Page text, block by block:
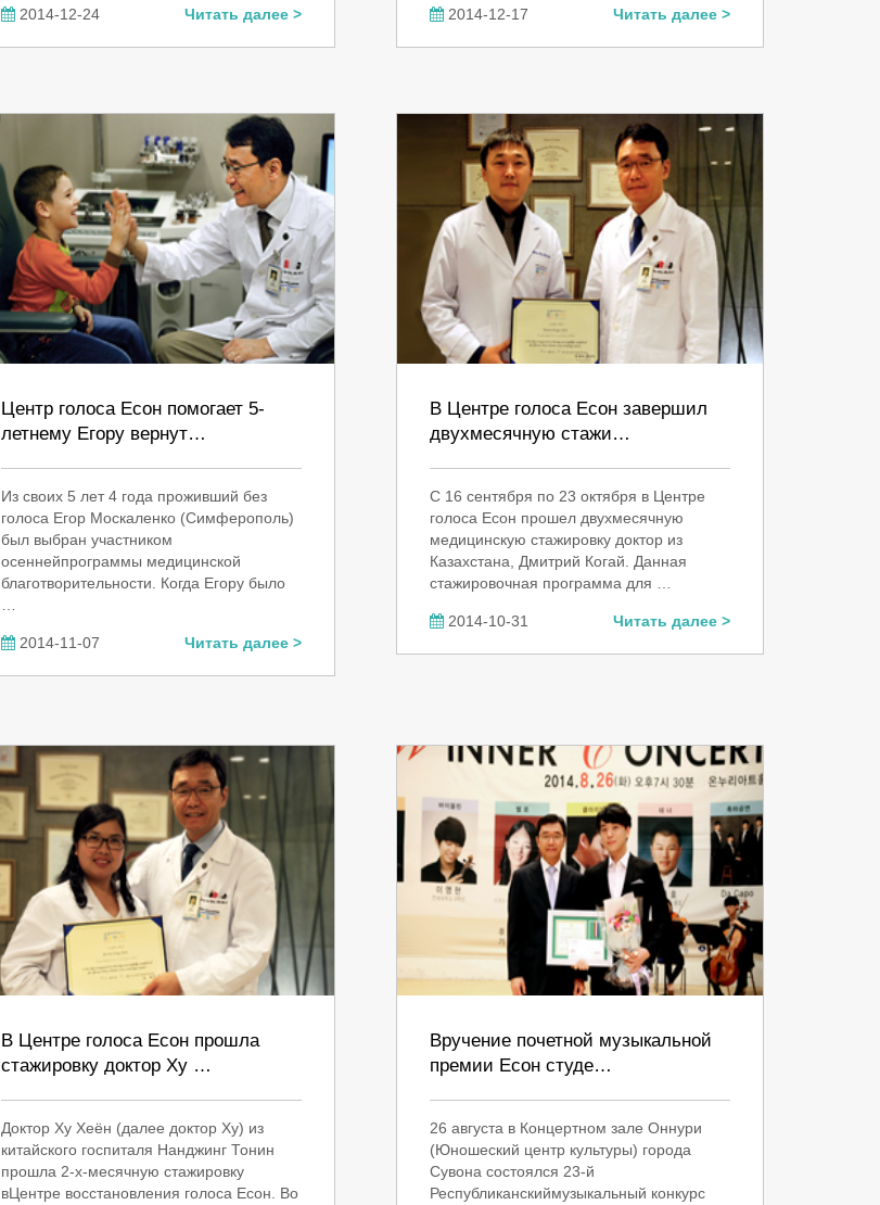
2014-12-24 Читать далее > 2014-12-17 Читать далее >
Центр голоса Есон помогает 5-
летнему Егору вернут…
Из своих 5 лет 4 года проживший без
голоса Егор Москаленко (Симферополь)
был выбран участником
осеннейпрограммы медицинской
благотворительности. Когда Егору было
2014-11-07 Читать далее >
В Центре голоса Есон завершил
двухмесячную стажи…
С 16 сентября по 23 октября в Центре
голоса Есон прошел двухмесячную
медицинскую стажировку доктор из
Казахстана, Дмитрий Когай. Данная
стажировочная программа для …
2014-10-31 Читать далее >
В Центре голоса Есон прошла
стажировку доктор Ху …
Доктор Ху Хеён (далее доктор Ху) из
китайского госпиталя Нанджинг Тонин
прошла 2-х-месячную стажировку
вЦентре восстановления голоса Есон. Во
Вручение почетной музыкальной
премии Есон студе…
26 августа в Концертном зале Оннури
(Юношеский центр культуры) города
Сувона состоялся 23-й
Республиканскиймузыкальный конкурс